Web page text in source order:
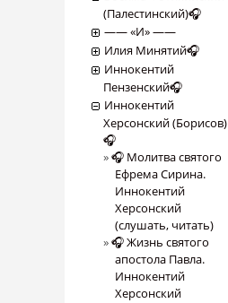
(Палестинский)🎧
―― «И» ――
Илия Минятий🎧
Иннокентий
Пензенский🎧
Иннокентий
Херсонский (Борисов)
🎧
🎧 Молитва святого
Ефрема Сирина.
Иннокентий
Херсонский
(слушать, читать)
🎧 Жизнь святого
апостола Павла.
Иннокентий
Херсонский